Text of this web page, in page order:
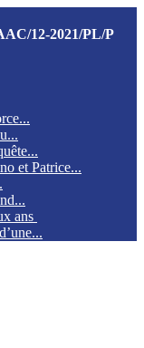
12-2021/PL/P
et Patrice...
ans